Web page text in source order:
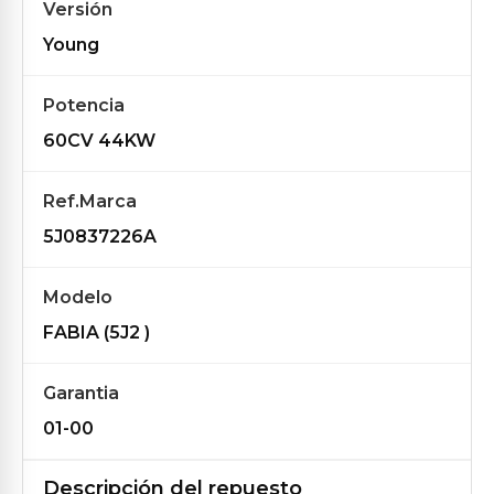
Versión
Young
Potencia
60CV 44KW
Ref.Marca
5J0837226A
Modelo
FABIA (5J2 )
Garantia
01-00
Descripción del repuesto